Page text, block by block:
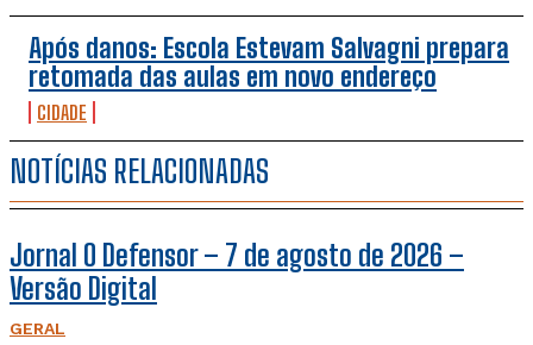
Após danos: Escola Estevam Salvagni prepara
retomada das aulas em novo endereço
CIDADE
NOTÍCIAS RELACIONADAS
Jornal O Defensor – 7 de agosto de 2026 –
Versão Digital
GERAL